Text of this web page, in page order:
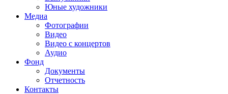
Юные художники
Медиа
Фотографии
Видео
Видео с концертов
Аудио
Фонд
Документы
Отчетность
Контакты